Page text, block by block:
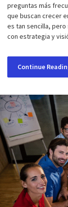
preguntas más
que buscan crecer
es tan sencilla,
con estrategia y
Continue